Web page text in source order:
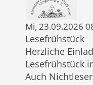
Mi, 23.09.2026
Lesefrühstück
Herzliche
Lesefrühstück
Auch